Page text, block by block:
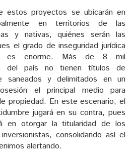
estos proyectos se ubicarán en
en territorios de las
y nativas, quiénes serán las
el grado de inseguridad jurídica
es enorme. Más de 8 mil
del país no tienen títulos de
saneados y delimitados en un
el principal medio para
propiedad. En este escenario, el
jugará en su contra, pues
en otorgar la titularidad de los
consolidando así el
alertando.